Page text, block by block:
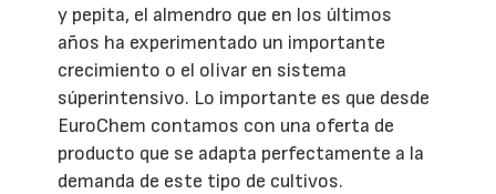
y pepita, el almendro que en los últimos
años ha experimentado un importante
crecimiento o el olivar en sistema
súperintensivo. Lo importante es que desde
EuroChem contamos con una oferta de
producto que se adapta perfectamente a la
demanda de este tipo de cultivos.